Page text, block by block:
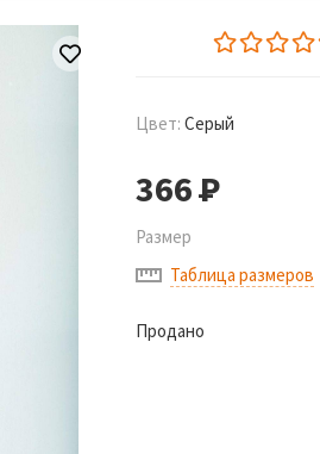
Цвет: Серый
366Р
Размер
Таблица размеров
Продано